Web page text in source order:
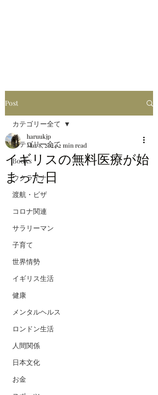
Post
カテゴリー全て
Books
ウクライナ
渡航・ビザ
コロナ関連
サラリーマン
子育て
世界情勢
イギリス生活
健康
メンタルヘルス
ロンドン生活
人間関係
日本文化
お金
カテゴリー全て
イギリスの無料医療が始
まった日
haruukjp
Mar 8, 20242 min read